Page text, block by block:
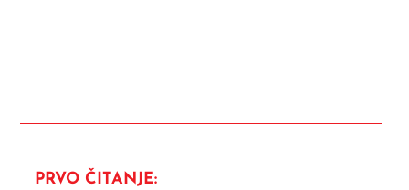
PRVO ČITANJE: